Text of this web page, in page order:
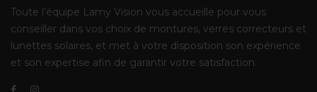
Toute l’équipe Lamy Vision vous accueille pour vous
conseiller dans vos choix de montures, verres correcteurs et
lunettes solaires, et met à votre disposition son expérience
et son expertise afin de garantir votre satisfaction.